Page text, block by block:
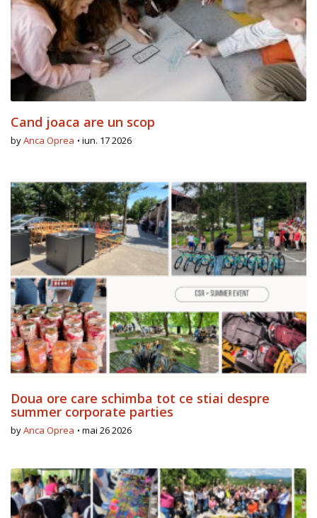
Cand joaca are un scop
byAnca Oprea iun. 17 2026
Doua ore care schimba tot ce stiai despre
summer corporate parties
byAnca Oprea mai 26 2026